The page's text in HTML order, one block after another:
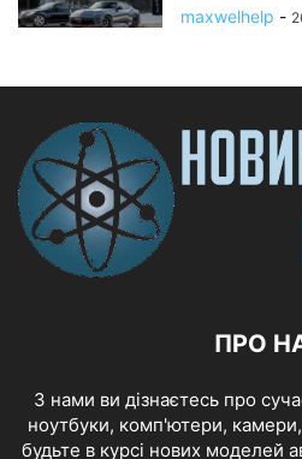
maxwelhelp -
ПРО
З нами ви дізнаєтесь про
ноутбуки, комп'ютери, камери,
будьте в курсі нових моделей